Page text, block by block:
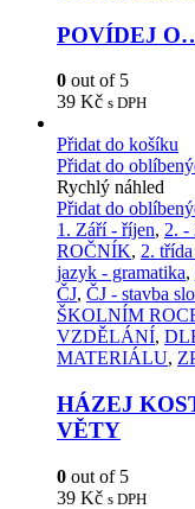
POVÍDEJ
0 out of 5
39 Kč s DPH
Přidat do košíku
Přidat do
Rychlý náhled
Přidat do
1. Září - říjen, 2. -
ROČNÍK, 2.
jazyk - gramatika,
ČJ, ČJ - stavba
ŠKOLNÍM
VZDĚLÁNÍ,
MATERIÁLU,
HÁZEJ
VĚTY
0 out of 5
39 Kč s DPH